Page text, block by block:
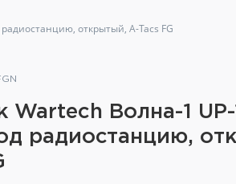
открытый, A-Tacs FG
Wartech Волна-1 UP-
радиостанцию,